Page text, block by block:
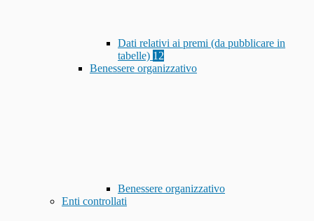
Dati relativi ai premi (da pubblicare in
tabelle) 12
Benessere organizzativo
Benessere organizzativo
Enti controllati